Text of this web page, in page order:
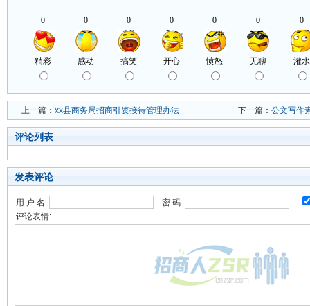
上一篇： xx县商务局招商引资接待管理办法 下一篇： 公文写作
评论列表
发表评论
用 户 名:
密 码:
评论表情: